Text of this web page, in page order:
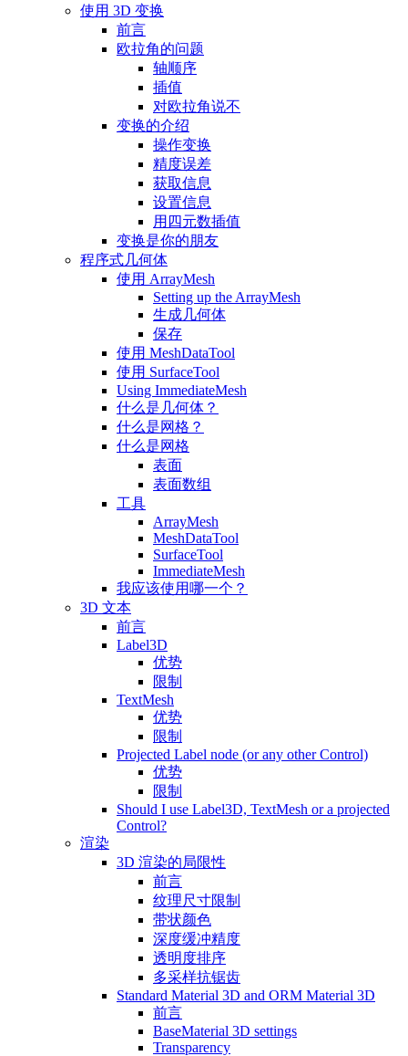
使用 3D 变换
前言
欧拉角的问题
轴顺序
插值
对欧拉角说不
变换的介绍
操作变换
精度误差
获取信息
设置信息
用四元数插值
变换是你的朋友
程序式几何体
使用 ArrayMesh
Setting up the ArrayMesh
生成几何体
保存
使用 MeshDataTool
使用 SurfaceTool
Using ImmediateMesh
什么是几何体？
什么是网格？
什么是网格
表面
表面数组
工具
ArrayMesh
MeshDataTool
SurfaceTool
ImmediateMesh
我应该使用哪一个？
3D 文本
前言
Label3D
优势
限制
TextMesh
优势
限制
Projected Label node (or any other Control)
优势
限制
Should I use Label3D, TextMesh or a projected
Control?
渲染
3D 渲染的局限性
前言
纹理尺寸限制
带状颜色
深度缓冲精度
透明度排序
多采样抗锯齿
Standard Material 3D and ORM Material 3D
前言
BaseMaterial 3D settings
Transparency